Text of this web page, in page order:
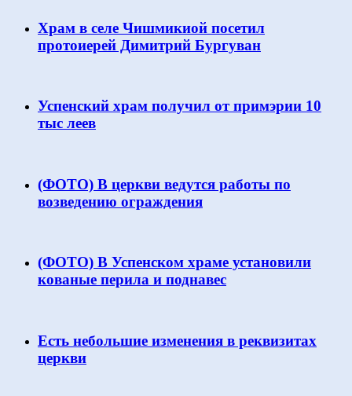
Храм в селе Чишмикиой посетил
протоиерей Димитрий Бургуван
Успенский храм получил от примэрии 10
тыс леев
(ФОТО) В церкви ведутся работы по
возведению ограждения
(ФОТО) В Успенском храме установили
кованые перила и поднавес
Есть небольшие изменения в реквизитах
церкви